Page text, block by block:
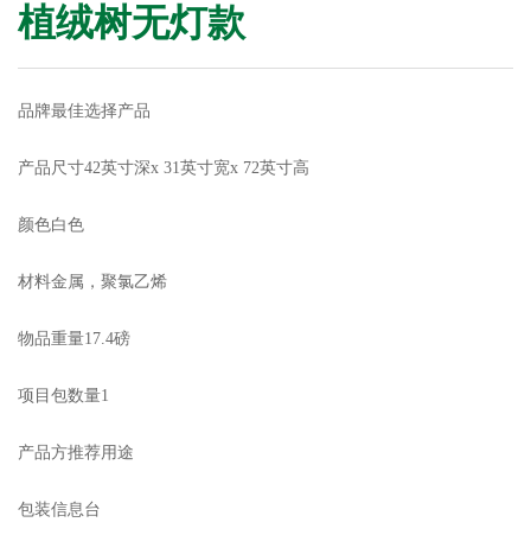
植绒树无灯款
品牌最佳选择产品
产品尺寸42英寸深x 31英寸宽x 72英寸高
颜色白色
材料金属，聚氯乙烯
物品重量17.4磅
项目包数量1
产品方推荐用途
包装信息台